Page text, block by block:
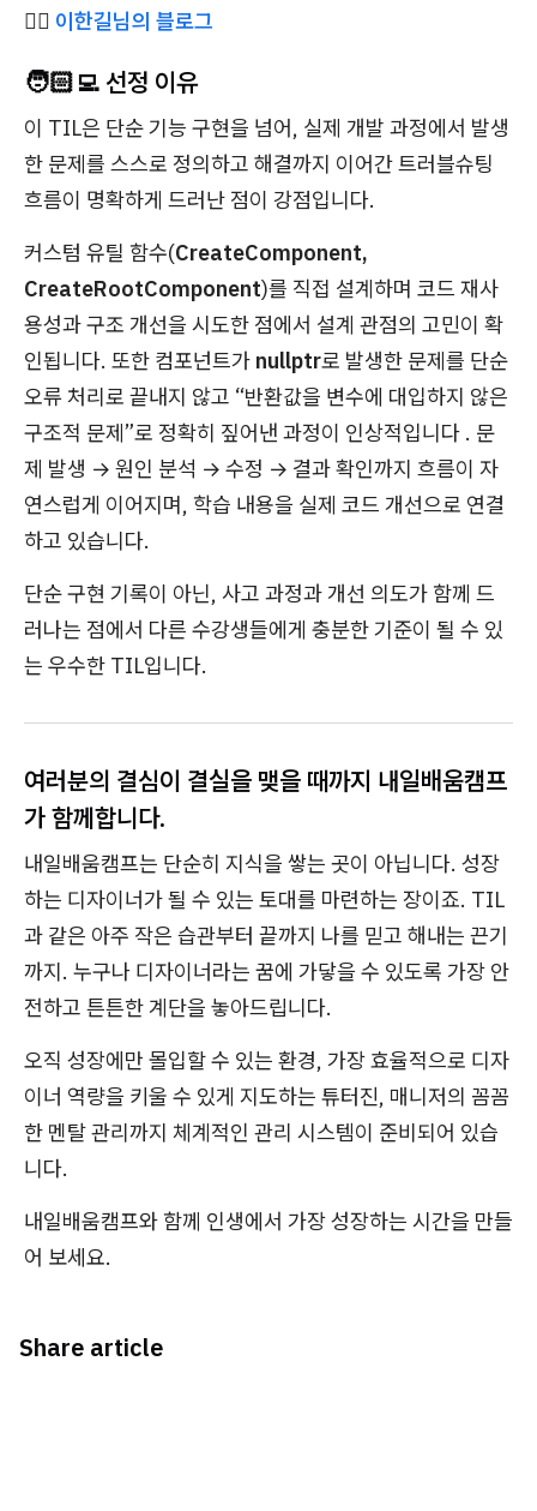
✍🏻 이한길님의 블로그
🧑🏻‍💻 선정 이유
이 TIL은 단순 기능 구현을 넘어, 실제 개발 과정에서 발생
한 문제를 스스로 정의하고 해결까지 이어간 트러블슈팅
흐름이 명확하게 드러난 점이 강점입니다.
커스텀 유틸 함수(CreateComponent,
CreateRootComponent)를 직접 설계하며 코드 재사
용성과 구조 개선을 시도한 점에서 설계 관점의 고민이 확
인됩니다. 또한 컴포넌트가 nullptr로 발생한 문제를 단순
오류 처리로 끝내지 않고 “반환값을 변수에 대입하지 않은
구조적 문제”로 정확히 짚어낸 과정이 인상적입니다 . 문
제 발생 → 원인 분석 → 수정 → 결과 확인까지 흐름이 자
연스럽게 이어지며, 학습 내용을 실제 코드 개선으로 연결
하고 있습니다.
단순 구현 기록이 아닌, 사고 과정과 개선 의도가 함께 드
러나는 점에서 다른 수강생들에게 충분한 기준이 될 수 있
는 우수한 TIL입니다.
여러분의 결심이 결실을 맺을 때까지 내일배움캠프
가 함께합니다.
내일배움캠프는 단순히 지식을 쌓는 곳이 아닙니다. 성장
하는 디자이너가 될 수 있는 토대를 마련하는 장이죠. TIL
과 같은 아주 작은 습관부터 끝까지 나를 믿고 해내는 끈기
까지. 누구나 디자이너라는 꿈에 가닿을 수 있도록 가장 안
전하고 튼튼한 계단을 놓아드립니다.
오직 성장에만 몰입할 수 있는 환경, 가장 효율적으로 디자
이너 역량을 키울 수 있게 지도하는 튜터진, 매니저의 꼼꼼
한 멘탈 관리까지 체계적인 관리 시스템이 준비되어 있습
니다.
내일배움캠프와 함께 인생에서 가장 성장하는 시간을 만들
어 보세요.
Share article